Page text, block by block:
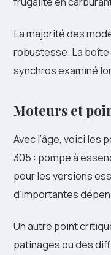
La majorité des
robustesse. La
synchros examiné
Moteurs et
Avec l’âge, voici les
305 : pompe à
pour les versions
d’importantes
Un autre point
patinages ou des